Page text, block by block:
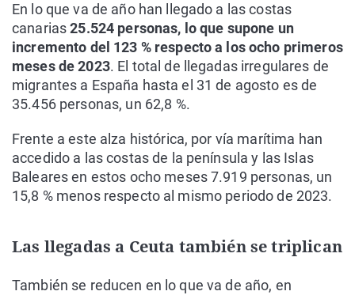
En lo que va de año han llegado a las costas
canarias25.524 personas, lo que supone un
incremento del 123 % respecto a los ocho primeros
meses de 2023. El total de llegadas irregulares de
migrantes a España hasta el 31 de agosto es de
35.456 personas, un 62,8 %.
Frente a este alza histórica, por vía marítima han
accedido a las costas de la península y las Islas
Baleares en estos ocho meses 7.919 personas, un
15,8 % menos respecto al mismo periodo de 2023.
Las llegadas a Ceuta también se triplican
También se reducen en lo que va de año, en